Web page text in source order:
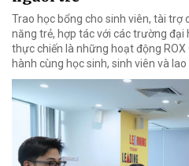
Trao học bổng cho sinh viên, tài trợ
năng trẻ, hợp tác với các trường
thực chiến là những hoạt động
hành cùng học sinh, sinh viên và lao